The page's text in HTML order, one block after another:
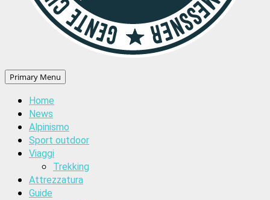
Primary Menu
Home
News
Alpinismo
Sport outdoor
Viaggi
Trekking
Attrezzatura
Guide